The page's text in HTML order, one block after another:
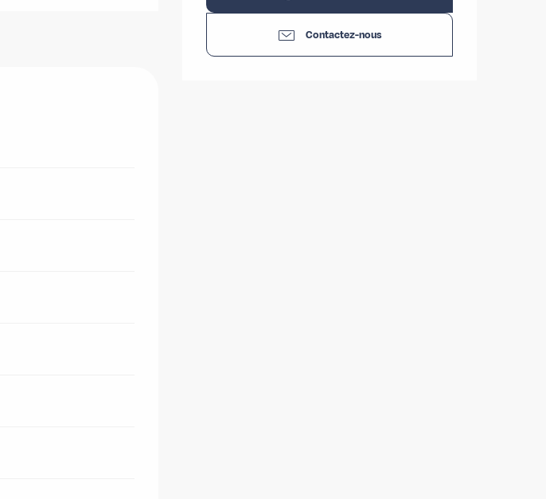
Contactez-nous